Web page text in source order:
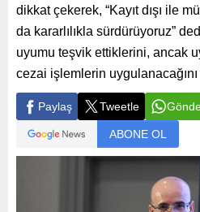
dikkat çekerek, “Kayıt dışı ile
da kararlılıkla sürdürüyoruz”
uyumu teşvik ettiklerini, ancak
cezai işlemlerin
Paylaş Tweetle
ABONE OL